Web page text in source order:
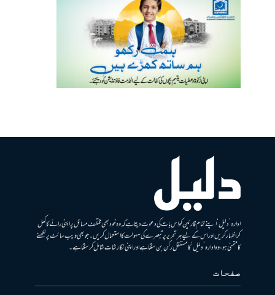
ادارہ ’دلیل‘ اپنے تمام قارئین کو اس بات کی دعوت دیتا ہے کہ وہ خود بھی مختلف مسائل پر اپنی رائے کا کھل
کر اظہار کریں اور اس کے لیے ہر تحریر پر تبصرے کی سہولت کا استعمال کریں۔ جو بھی ویب سائٹ پر لکھنے
کا متمنی ہو، وہ ادارہ ’دلیل‘ کا مستقل رکن بن سکتا ہے اور اپنی نگارشات شامل کرسکتا ہے۔
صفحات